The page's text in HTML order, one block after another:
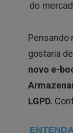
do
Pensando
gostaria
novo e-
LGPD.